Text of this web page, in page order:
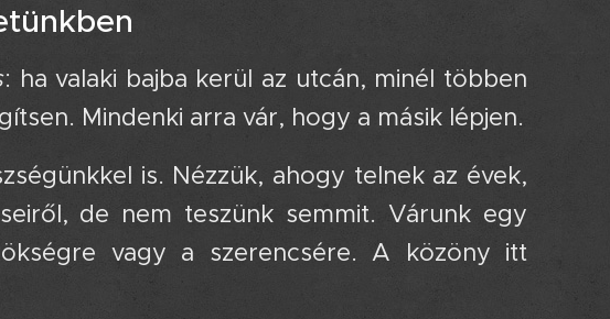
🚶‍♂️💨
: ha valaki bajba kerül az utcán, minél többen
Mindenki arra vár, hogy a másik lépjen.
is. Nézzük, ahogy telnek az évek,
de nem teszünk semmit. Várunk egy
vagy a szerencsére. A közöny itt